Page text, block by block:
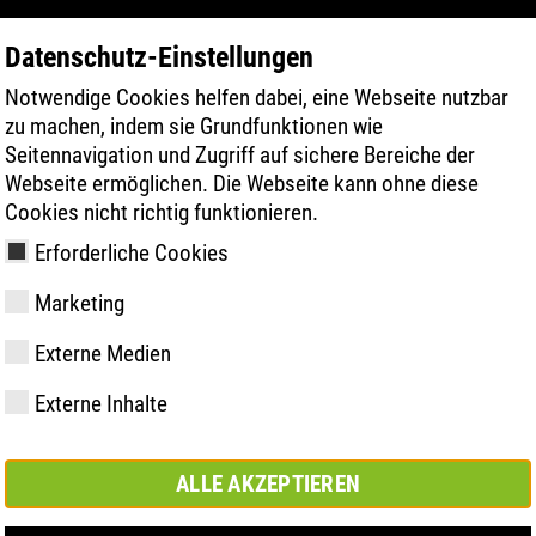
Datenschutz-Einstellungen
Notwendige Cookies helfen dabei, eine Webseite nutzbar
zu machen, indem sie Grundfunktionen wie
Seitennavigation und Zugriff auf sichere Bereiche der
Webseite ermöglichen. Die Webseite kann ohne diese
Cookies nicht richtig funktionieren.
Erforderliche Cookies
Marketing
Externe Medien
Externe Inhalte
ALLE AKZEPTIEREN
PRODUKTE TECHNOLOGIEN
ATLAS launcht MAX Series